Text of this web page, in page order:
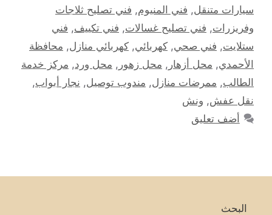
سيارات متنقل, فني المنيوم, فني تصليح ثلاجات
وفريزرات, فني تصليح غسالات, فني تكييف, فني
ستلايت, فني صحي, كهربائي, كهربائي منازل, محافظة
الأحمدي, محل أزهار , محل زهور , محل ورد, مركز خدمة
الطالب, ممرضات منازل, مندوب توصيل, نجار أبواب,
نقل عفش, ونش
أضف تعليق
البحث